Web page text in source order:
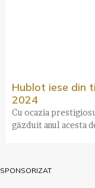
Hublot iese din
2024
Cu ocazia
găzduit anul acesta
SPONSORIZAT